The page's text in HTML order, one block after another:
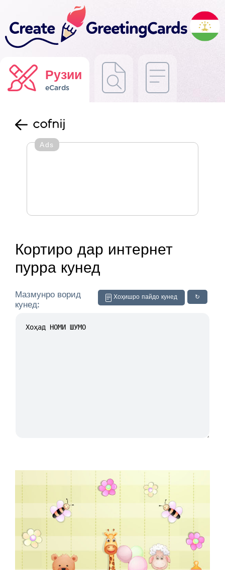
Рузии
eCards
cofnij
Ads
Кортиро дар интернет
пурра кунед
↻
Хоҳишро пайдо кунед
Мазмунро ворид
кунед: